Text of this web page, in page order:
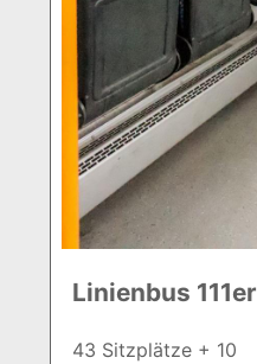
Linienbus 111er
43 Sitzplätze + 10